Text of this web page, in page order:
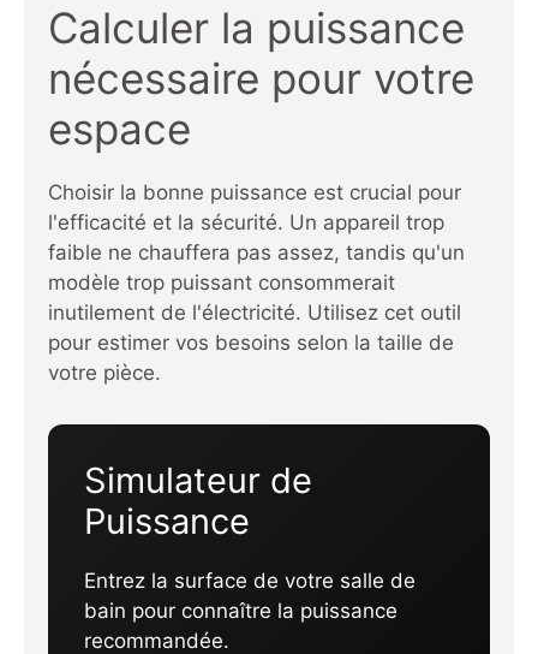
Calculer la puissance
nécessaire pour votre
espace
Choisir la bonne puissance est crucial pour
l'efficacité et la sécurité. Un appareil trop
faible ne chauffera pas assez, tandis qu'un
modèle trop puissant consommerait
inutilement de l'électricité. Utilisez cet outil
pour estimer vos besoins selon la taille de
votre pièce.
Simulateur de
Puissance
Entrez la surface de votre salle de
bain pour connaître la puissance
recommandée.